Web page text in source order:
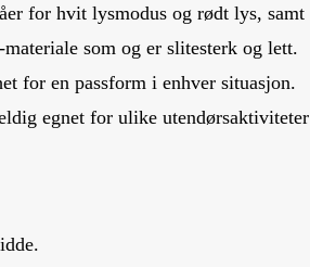
for hvit lysmodus og rødt lys, samt
som og er slitesterk og lett.
for en passform i enhver situasjon.
egnet for ulike utendørsaktiviteter